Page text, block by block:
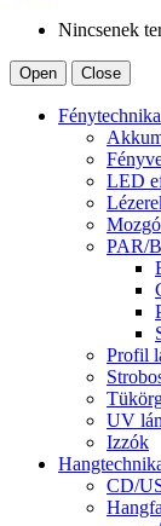
Nincsenek
Open Close
Fénytechnika
LED
PAR/
Profil
UV
Izzók
CD/